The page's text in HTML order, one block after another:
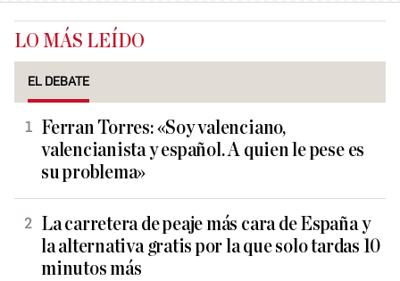
LO MÁS LEÍDO
EL DEBATE
Ferran Torres: «Soy valenciano,
valencianista y español. A quien le pese es
su problema»
La carretera de peaje más cara de España y
la alternativa gratis por la que solo tardas 10
minutos más